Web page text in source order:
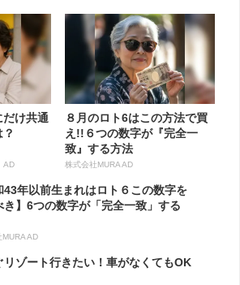
だけ共通
AD
８月のロト6はこの方法で買
え!!６つの数字が『完全一
致』する方法
株式会社MURA AD
43年以前生まれはロト６この数字を
き】6つの数字が「完全一致」する
MURA AD
リゾート行きたい！車がなくてもOK